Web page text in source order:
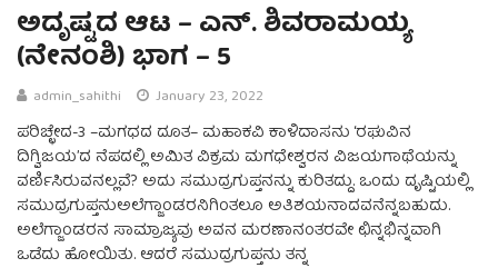
ಅದೃಷ್ಟದ ಆಟ – ಎನ್. ಶಿವರಾಮಯ್ಯ
(ನೇನಂಶಿ) ಭಾಗ – 5
admin_sahithi January 23, 2022
ಪರಿಚ್ಛೇದ-3 –ಮಗಧದ ದೂತ– ಮಹಾಕವಿ ಕಾಳಿದಾಸನು ‘ರಘುವಿನ
ದಿಗ್ವಿಜಯ’ದ ನೆಪದಲ್ಲಿ ಅಮಿತ ವಿಕ್ರಮ ಮಗಧೇಶ್ವರನ ವಿಜಯಗಾಥೆಯನ್ನು
ವರ್ಣಿಸಿರುವನಲ್ಲವೆ? ಅದು ಸಮುದ್ರಗುಪ್ತನನ್ನು ಕುರಿತದ್ದು. ಒಂದು ದೃಷ್ಟಿಯಲ್ಲಿ
ಸಮುದ್ರಗುಪ್ತನುಅಲೆಗ್ಜಾಂಡರನಿಗಿಂತಲೂ ಅತಿಶಯನಾದವನೆನ್ನಬಹುದು.
ಅಲೆಗ್ಜಾಂಡರನ ಸಾಮ್ರಾಜ್ಯವು ಅವನ ಮರಣಾನಂತರವೇ ಛಿನ್ನಭಿನ್ನವಾಗಿ
ಒಡೆದು ಹೋಯಿತು. ಆದರೆ ಸಮುದ್ರಗುಪ್ತನು ತನ್ನ